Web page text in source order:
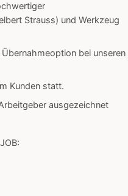
Strauss) und Werkzeug
bei unseren
Kunden statt.
ausgezeichnet